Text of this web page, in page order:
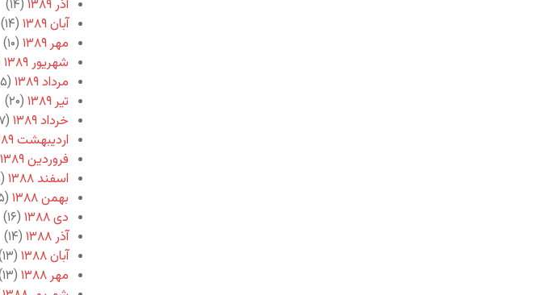
آذر ۱۳۸۹
(۱۴)
آبان ۱۳۸۹
(۱۴)
مهر ۱۳۸۹
(۱۰)
شهریور ۱۳۸۹
مرداد ۱۳۸۹
(۱۵)
تیر ۱۳۸۹
(۲۰)
خرداد ۱۳۸۹
(۱۷)
اردیبهشت ۱۳۸۹
فروردین ۱۳۸۹
اسفند ۱۳۸۸
(۱۵)
بهمن ۱۳۸۸
(۱۵)
دی ۱۳۸۸
(۱۶)
آذر ۱۳۸۸
(۱۴)
آبان ۱۳۸۸
(۱۳)
مهر ۱۳۸۸
(۱۳)